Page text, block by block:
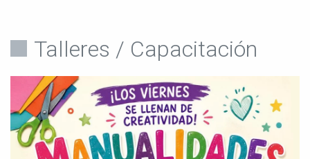
Talleres / Capacitación